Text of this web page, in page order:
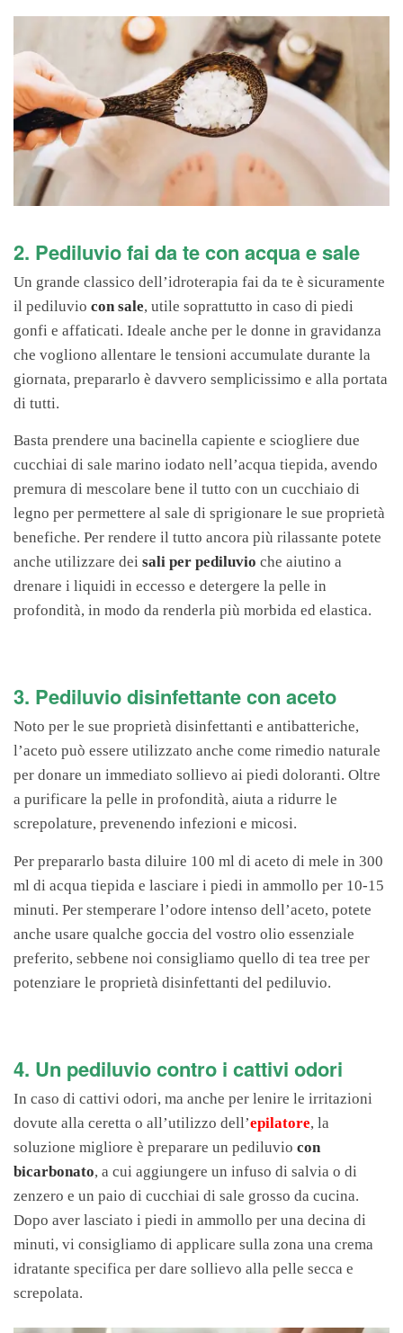
2. Pediluvio fai da te con acqua e sale
Un grande classico dell’idroterapia fai da te è sicuramente
il pediluvio con sale, utile soprattutto in caso di piedi
gonfi e affaticati. Ideale anche per le donne in gravidanza
che vogliono allentare le tensioni accumulate durante la
giornata, prepararlo è davvero semplicissimo e alla portata
di tutti.
Basta prendere una bacinella capiente e sciogliere due
cucchiai di sale marino iodato nell’acqua tiepida, avendo
premura di mescolare bene il tutto con un cucchiaio di
legno per permettere al sale di sprigionare le sue proprietà
benefiche. Per rendere il tutto ancora più rilassante potete
anche utilizzare dei sali per pediluvio che aiutino a
drenare i liquidi in eccesso e detergere la pelle in
profondità, in modo da renderla più morbida ed elastica.
3. Pediluvio disinfettante con aceto
Noto per le sue proprietà disinfettanti e antibatteriche,
l’aceto può essere utilizzato anche come rimedio naturale
per donare un immediato sollievo ai piedi doloranti. Oltre
a purificare la pelle in profondità, aiuta a ridurre le
screpolature, prevenendo infezioni e micosi.
Per prepararlo basta diluire 100 ml di aceto di mele in 300
ml di acqua tiepida e lasciare i piedi in ammollo per 10-15
minuti. Per stemperare l’odore intenso dell’aceto, potete
anche usare qualche goccia del vostro olio essenziale
preferito, sebbene noi consigliamo quello di tea tree per
potenziare le proprietà disinfettanti del pediluvio.
4. Un pediluvio contro i cattivi odori
In caso di cattivi odori, ma anche per lenire le irritazioni
dovute alla ceretta o all’utilizzo dell’epilatore, la
soluzione migliore è preparare un pediluvio con
bicarbonato, a cui aggiungere un infuso di salvia o di
zenzero e un paio di cucchiai di sale grosso da cucina.
Dopo aver lasciato i piedi in ammollo per una decina di
minuti, vi consigliamo di applicare sulla zona una crema
idratante specifica per dare sollievo alla pelle secca e
screpolata.